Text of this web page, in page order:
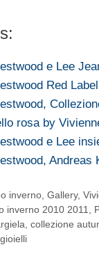
e Lee
Red
rosa by
e Lee
inverno ,Gallery,
inverno 2010 2011
collezione